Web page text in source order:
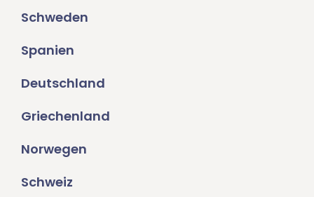
Schweden
Spanien
Deutschland
Griechenland
Norwegen
Schweiz